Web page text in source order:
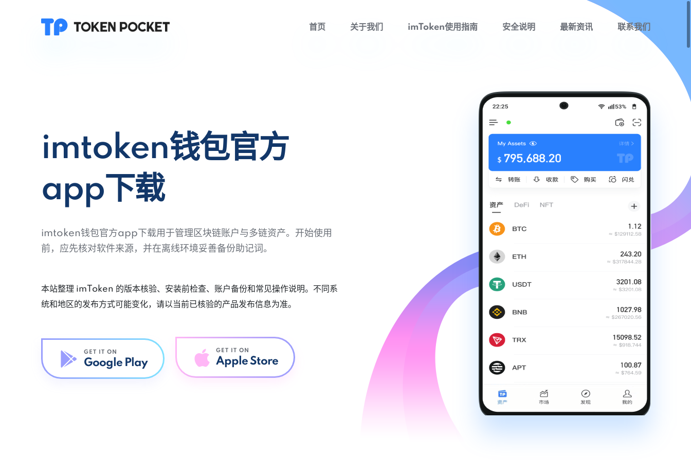
首页 关于我们 imToken使用指南 安全说明 最新资讯 联系我们
imtoken钱包官方
app下载
imtoken钱包官方app下载用于管理区块链账户与多链资产。开始使用
前，应先核对软件来源，并在离线环境妥善备份助记词。
本站整理 imToken 的版本核验、安装前检查、账户备份和常见操作说明。不同系
统和地区的发布方式可能变化，请以当前已核验的产品发布信息为准。
GET IT ON
Google Play
GET IT ON
Apple Store